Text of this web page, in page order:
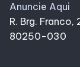
Anuncie Aqui
R. Brg.
80250-030